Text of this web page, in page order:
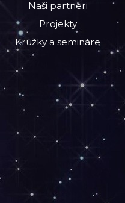
Naši partneri
Projekty
Krúžky a semináre